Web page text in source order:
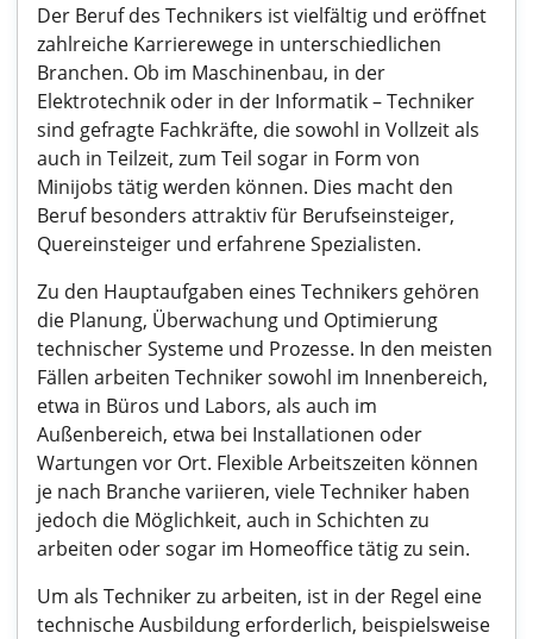
Der Beruf des Technikers ist vielfältig und eröffnet
zahlreiche Karrierewege in unterschiedlichen
Branchen. Ob im Maschinenbau, in der
Elektrotechnik oder in der Informatik – Techniker
sind gefragte Fachkräfte, die sowohl in Vollzeit als
auch in Teilzeit, zum Teil sogar in Form von
Minijobs tätig werden können. Dies macht den
Beruf besonders attraktiv für Berufseinsteiger,
Quereinsteiger und erfahrene Spezialisten.
Zu den Hauptaufgaben eines Technikers gehören
die Planung, Überwachung und Optimierung
technischer Systeme und Prozesse. In den meisten
Fällen arbeiten Techniker sowohl im Innenbereich,
etwa in Büros und Labors, als auch im
Außenbereich, etwa bei Installationen oder
Wartungen vor Ort. Flexible Arbeitszeiten können
je nach Branche variieren, viele Techniker haben
jedoch die Möglichkeit, auch in Schichten zu
arbeiten oder sogar im Homeoffice tätig zu sein.
Um als Techniker zu arbeiten, ist in der Regel eine
technische Ausbildung erforderlich, beispielsweise